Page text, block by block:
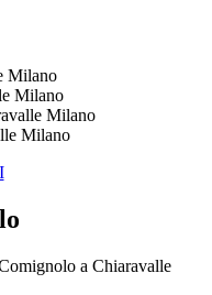
Milano
Milano
Milano
Milano